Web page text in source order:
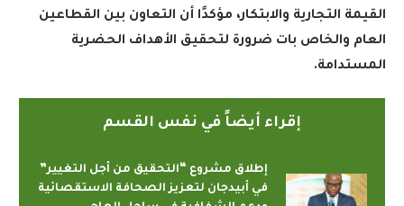
القيمة التجارية والابتكار، مؤكدًا أن التعاون بين القطاعين
العام والخاص بات ضرورة لتحقيق الأهداف الحضرية
المستدامة.
إقراء أيضاً في نفس القسم
إطلاق مشروع “التحقيق من أجل التغيير”
في أبيدجان لتعزيز الصحافة الاستقصائية